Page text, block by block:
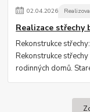
02.04.2026
Realizace
Rekonstrukce
Rekonstrukce
rodinných domů.